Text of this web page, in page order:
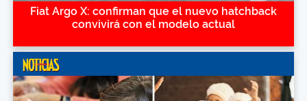
Fiat Argo X: confirman que el nuevo hatchback
convivirá con el modelo actual